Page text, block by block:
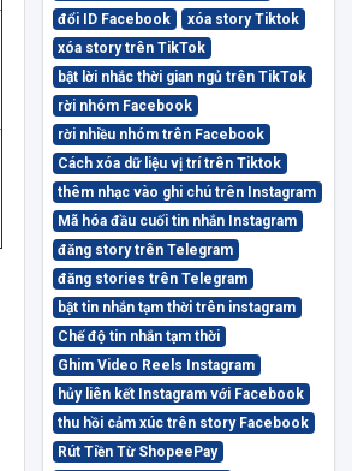
đổi ID Facebook
xóa story Tiktok
xóa story trên TikTok
bật lời nhắc thời gian ngủ trên TikTok
rời nhóm Facebook
rời nhiều nhóm trên Facebook
Cách xóa dữ liệu vị trí trên Tiktok
thêm nhạc vào ghi chú trên Instagram
Mã hóa đầu cuối tin nhắn Instagram
đăng story trên Telegram
đăng stories trên Telegram
bật tin nhắn tạm thời trên instagram
Chế độ tin nhắn tạm thời
Ghim Video Reels Instagram
hủy liên kết Instagram với Facebook
thu hồi cảm xúc trên story Facebook
Rút Tiền Từ ShopeePay